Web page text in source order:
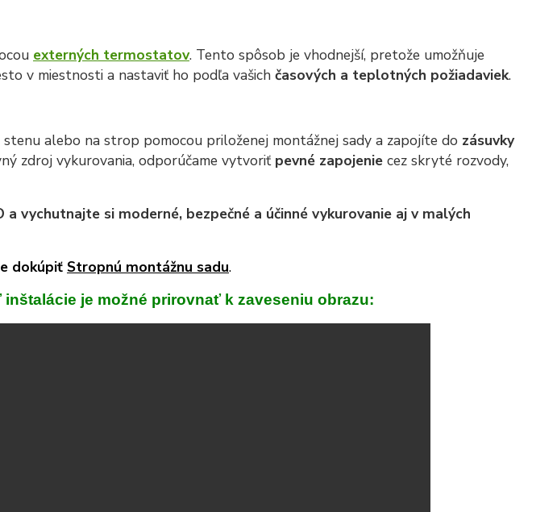
externých termostatov. Tento spôsob je vhodnejší, pretože umožňuje
v miestnosti a nastaviť ho podľa vašich časových a teplotných požiadaviek.
alebo na strop pomocou priloženej montážnej sady a zapojíte do zásuvky
zdroj vykurovania, odporúčame vytvoriť pevné zapojeniecez skryté rozvody,
vychutnajte si moderné, bezpečné a účinné vykurovanie aj v malých
dokúpiť Stropnú montážnu sadu.
je možné prirovnať k zaveseniu obrazu: